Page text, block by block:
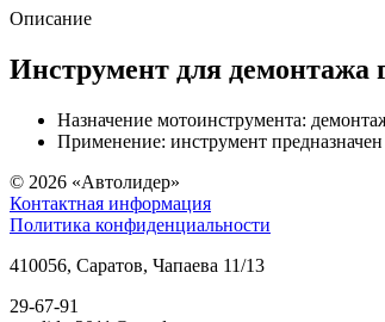
Описание
Инструмент для демонтажа
Назначение мотоинструмента:
Применение: инструмент
© 2026 «Автолидер»
Контактная информация
Политика конфиденциальности
410056, Саратов, Чапаева 11/13
29-67-91